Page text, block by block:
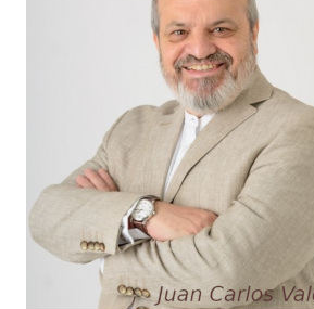
*
Guarda mi nombre, correo
este navegador para la próxima
comente.
Este sitio esta protegido
reCAPTCHA y laPolítica de
privacidady losTérminos
de Google se aplican.